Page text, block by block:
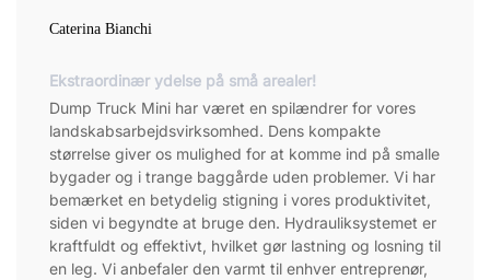
Caterina Bianchi
Ekstraordinær ydelse på små arealer!
Dump Truck Mini har været en spilændrer for vores
landskabsarbejdsvirksomhed. Dens kompakte
størrelse giver os mulighed for at komme ind på smalle
bygader og i trange baggårde uden problemer. Vi har
bemærket en betydelig stigning i vores produktivitet,
siden vi begyndte at bruge den. Hydrauliksystemet er
kraftfuldt og effektivt, hvilket gør lastning og losning til
en leg. Vi anbefaler den varmt til enhver entreprenør,